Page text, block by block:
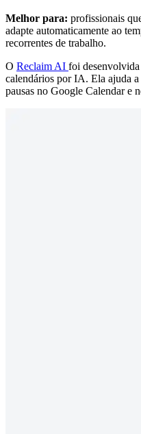
Melhor para: profissionais
adapte automaticamente ao
recorrentes de trabalho.
O Reclaim AI foi
calendários por IA. Ela ajuda a
pausas no Google Calendar e